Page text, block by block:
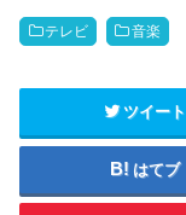
テレビ 音楽
ツイート
はてブ